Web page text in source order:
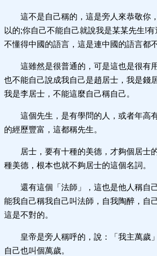
這不是自己稱的，這是旁人來恭敬你
以的;你自己不能自己就說我是某某先生!
不懂得中國的語言，這是連中國的語言都不
這雖然是很普通的，可是這也是很有
也不能自己說成我自己是趙居士，我是錢
我是李居士，不能這麼自己稱自己。
這個先生，是有學問的人，或者年高
的經歷豐富，這都稱先生。
居士，要有十種的美德，才夠個居士
種美德，根本也就不夠居士的這個名詞。
還有這個「法師」，這也是他人稱自
能我自己稱我自己叫法師，自我陶醉，自
這是不對的。
皇帝是旁人稱呼的，說：「我主萬歲
自己也叫個萬歲。